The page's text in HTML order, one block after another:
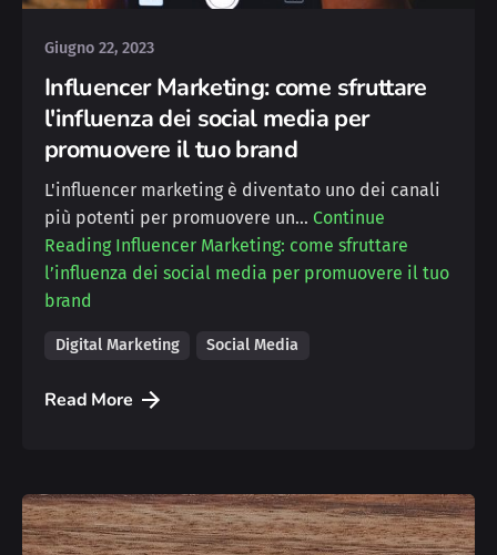
Giugno 22, 2023
Influencer Marketing: come sfruttare
l'influenza dei social media per
promuovere il tuo brand
L'influencer marketing è diventato uno dei canali
più potenti per promuovere un… Continue
ReadingInfluencer Marketing: come sfruttare
l’influenza dei social media per promuovere il tuo
brand
Digital Marketing Social Media
Read More